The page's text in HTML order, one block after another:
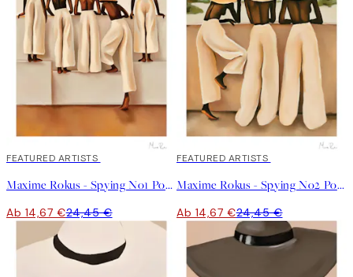
40%*
FEATURED ARTISTS
Maxime Rokus - Spying No1 Poster
Ab 14,67 €24,45 €
40%*
FEATURED ARTISTS
Maxime Rokus - Spying No2 Poster
Ab 14,67 €24,45 €